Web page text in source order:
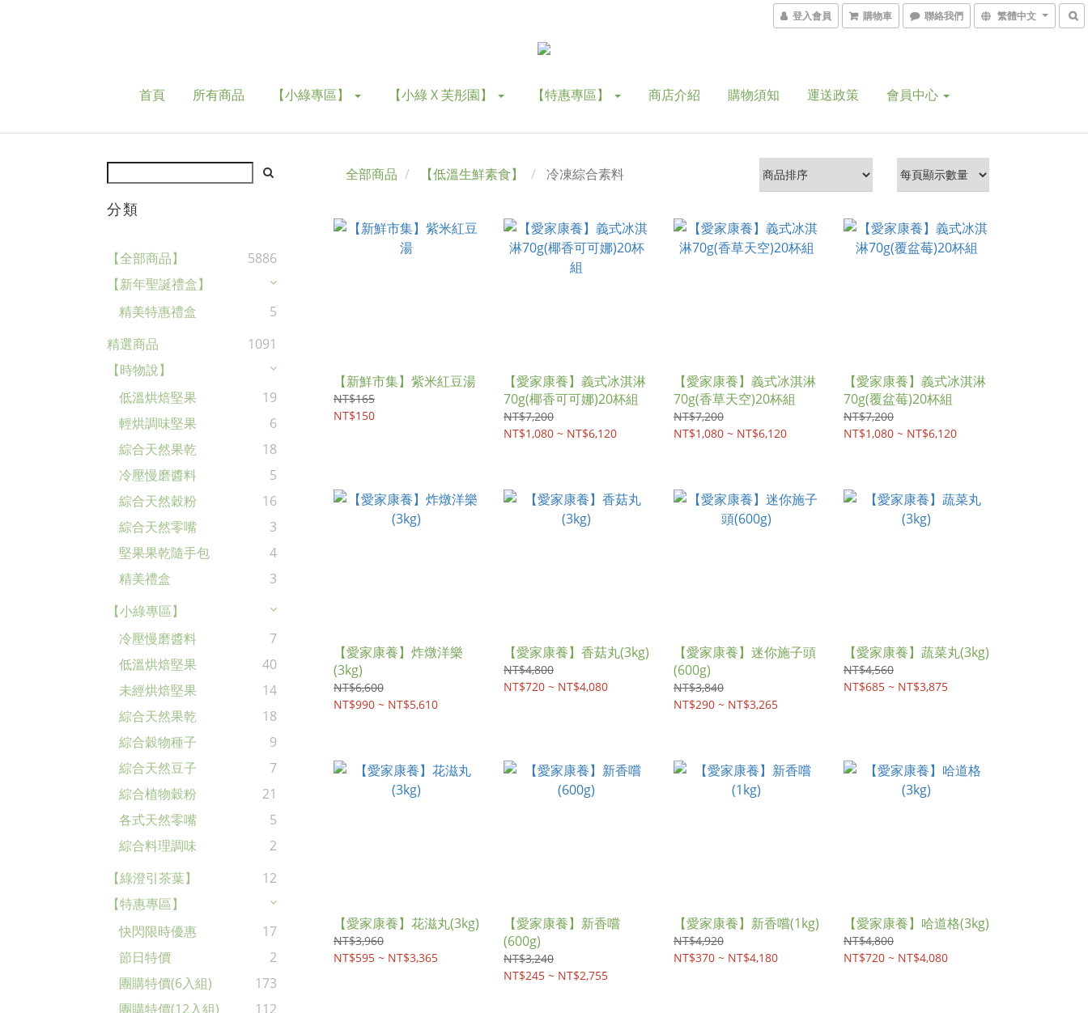
登入會員 購物車 聯絡我們 繁體中文
首頁 所有商品 【小綠專區】 【小綠 X 芙彤園】 【特惠專區】 商店介紹 購物須知 運送政策 會員中心
分類
【全部商品】
5886
【新年聖誕禮盒】
精美特惠禮盒
5
精選商品
1091
【時物說】
低溫烘焙堅果
19
輕烘調味堅果
6
綜合天然果乾
18
冷壓慢磨醬料
5
綜合天然穀粉
16
綜合天然零嘴
3
堅果果乾隨手包
4
精美禮盒
3
【小綠專區】
冷壓慢磨醬料
7
低溫烘焙堅果
40
未經烘焙堅果
14
綜合天然果乾
18
綜合穀物種子
9
綜合天然豆子
7
綜合植物穀粉
21
各式天然零嘴
5
綜合料理調味
2
【綠澄引茶葉】
12
【特惠專區】
快閃限時優惠
17
節日特價
2
團購特價(6入組)
173
團購特價(12入組)
112
全部商品 【低溫生鮮素食】 冷凍綜合素料
【新鮮市集】紫米紅豆湯
NT$165
NT$150
【愛家康養】義式冰淇淋
70g(椰香可可娜)20杯組
NT$7,200
NT$1,080 ~ NT$6,120
【愛家康養】義式冰淇淋
70g(香草天空)20杯組
NT$7,200
NT$1,080 ~ NT$6,120
【愛家康養】義式冰淇淋
70g(覆盆莓)20杯組
NT$7,200
NT$1,080 ~ NT$6,120
【愛家康養】炸燉洋樂
(3kg)
NT$6,600
NT$990 ~ NT$5,610
【愛家康養】香菇丸(3kg)
NT$4,800
NT$720 ~ NT$4,080
【愛家康養】迷你施子頭
(600g)
NT$3,840
NT$290 ~ NT$3,265
【愛家康養】蔬菜丸(3kg)
NT$4,560
NT$685 ~ NT$3,875
【愛家康養】花滋丸(3kg)
NT$3,960
NT$595 ~ NT$3,365
【愛家康養】新香嚐
(600g)
NT$3,240
NT$245 ~ NT$2,755
【愛家康養】新香嚐(1kg)
NT$4,920
NT$370 ~ NT$4,180
【愛家康養】哈道格(3kg)
NT$4,800
NT$720 ~ NT$4,080